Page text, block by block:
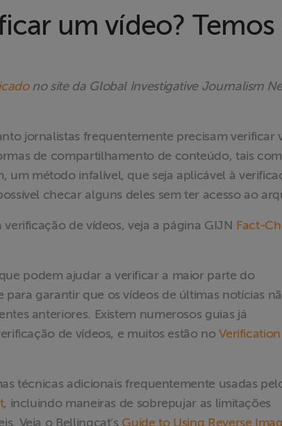
um vídeo?
no site da Global Investigative Journalism
jornalistas frequentemente precisam verificar
de compartilhamento de conteúdo, tais
um método infalível, que seja aplicável à
checar alguns deles sem ter acesso ao
verificação de vídeos, veja a página GIJN Fact-
podem ajudar a verificar a maior parte do
garantir que os vídeos de últimas notícias
anteriores. Existem numerosos guias já
de vídeos, e muitos estão noVerification
técnicas adicionais frequentemente usadas
, incluindo maneiras de sobrepujar as limitações
Veja o Bellingcat’s Guide to Using Reverse